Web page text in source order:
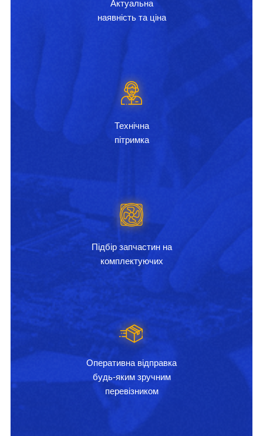
Актуальна
наявність та ціна
Технічна
пітримка
Підбір запчастин на
комплектуючих
Оперативна відправка
будь-яким зручним
перевізником